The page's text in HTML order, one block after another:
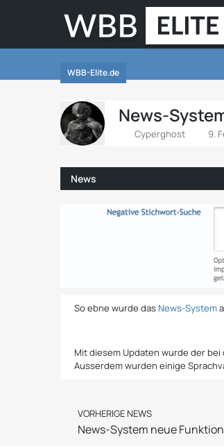
WBB-Elite.de
News-
Cyperghost 9.
News
So ebne wurde das News-System
Mit diesem Updaten wurde der
Ausserdem wurden einige
VORHERIGE NEWS
News-System neue